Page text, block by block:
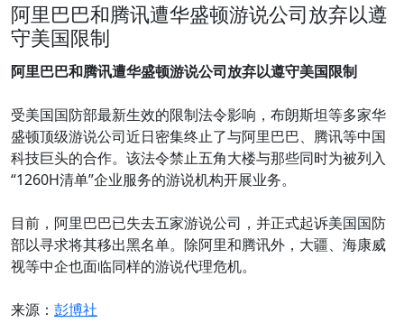
阿里巴巴和腾讯遭华盛顿游说公司放弃以遵
守美国限制
阿里巴巴和腾讯遭华盛顿游说公司放弃以遵守美国限制
受美国国防部最新生效的限制法令影响，布朗斯坦等多家华
盛顿顶级游说公司近日密集终止了与阿里巴巴、腾讯等中国
科技巨头的合作。该法令禁止五角大楼与那些同时为被列入
“1260H清单”企业服务的游说机构开展业务。
目前，阿里巴巴已失去五家游说公司，并正式起诉美国国防
部以寻求将其移出黑名单。除阿里和腾讯外，大疆、海康威
视等中企也面临同样的游说代理危机。
来源： 彭博社